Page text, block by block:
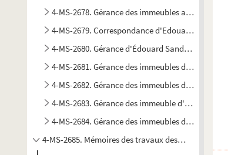
4-MS-2678. Gérance des immeubles
4-MS-2679. Correspondance d'Edouard Sandoz
4-MS-2680. Gérance d'Édouard Sandoz, 2-6
4-MS-2681. Gérance des immeubles d'Edouard
4-MS-2682. Gérance des immeubles d'Edouard
4-MS-2683. Gérance des immeuble d'Édouard
4-MS-2684. Gérance des immeubles d'Edouard
4-MS-2685. Mémoires des travaux des immeubles